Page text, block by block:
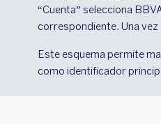
“Cuenta” selecciona
correspondiente. Una
Este esquema permite
como identificador